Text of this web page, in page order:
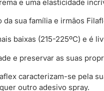
e uma elasticidade
da sua família e irmãos
baixas (215-225ºC) e é
e preservar as suas
caracterizam-se pela
outro adesivo spray.